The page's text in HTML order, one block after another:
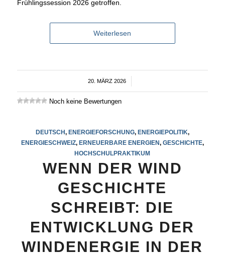
Frühlingssession 2026 getroffen.
Weiterlesen
20. MÄRZ 2026
/
Noch keine Bewertungen
DEUTSCH, ENERGIEFORSCHUNG, ENERGIEPOLITIK,
ENERGIESCHWEIZ, ERNEUERBARE ENERGIEN, GESCHICHTE,
HOCHSCHULPRAKTIKUM
WENN DER WIND
GESCHICHTE
SCHREIBT: DIE
ENTWICKLUNG DER
WINDENERGIE IN DER